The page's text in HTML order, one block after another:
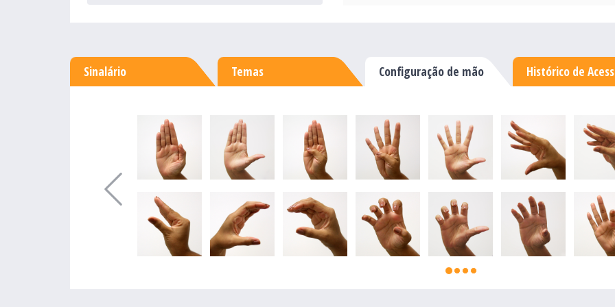
Sinalário Temas Configuração de mão Histórico de